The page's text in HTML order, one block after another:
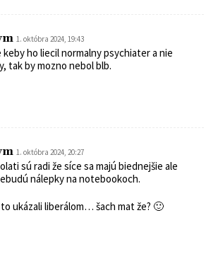
1. októbra 2024, 19:43
keby ho liecil normalny psychiater a nie
tak by mozno nebol blb.
1. októbra 2024, 20:27
sú radi že síce sa majú biednejšie ale
nálepky na notebookoch.
ukázali liberálom… šach mat že? 🙂